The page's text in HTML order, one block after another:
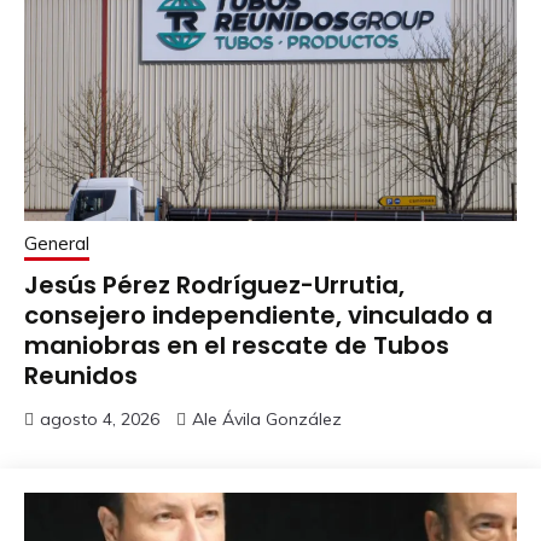
General
Jesús Pérez Rodríguez-Urrutia,
consejero independiente, vinculado a
maniobras en el rescate de Tubos
Reunidos
agosto 4, 2026 Ale Ávila González